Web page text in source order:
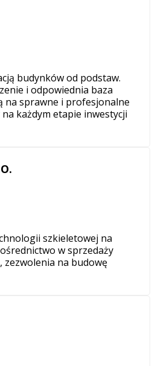
budynków od podstaw.
i odpowiednia baza
na sprawne i profesjonalne
na każdym etapie inwestycji
szkieletowej na
w sprzedaży
zezwolenia na budowę